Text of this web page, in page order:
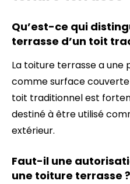
Qu’est-ce qui
terrasse d’un toit
La toiture terrasse a
comme surface couverte
toit traditionnel est
destiné à être utilisé
extérieur.
Faut-il une
une toiture terrasse ?